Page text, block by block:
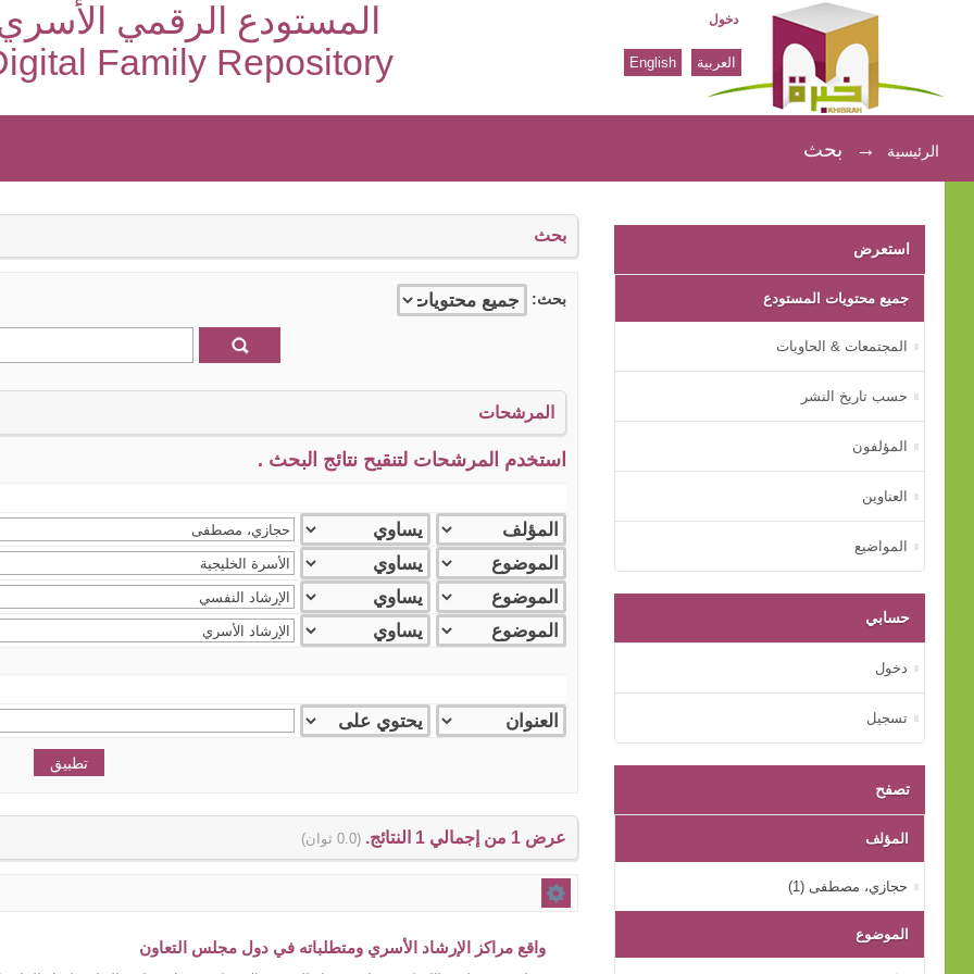
المستودع الرقمي
Family Repository
بحث
دخول
العربية English
الرئيسية → بحث
بحث
بحث:
المرشحات
استخدم المرشحات لتنقيح نتائج البحث .
عرض 1 من إجمالي 1 النتائج. (0.0 ثوان)
واقع مراكز الإرشاد الأسري ومتطلباته في دول مجلس التعاون
استعرض
جميع محتويات المستودع
المجتمعات & الحاويات
حسب تاريخ النشر
المؤلفون
العناوين
المواضيع
حسابي
دخول
تسجيل
تصفح
المؤلف
حجازي، مصطفى (1)
الموضوع